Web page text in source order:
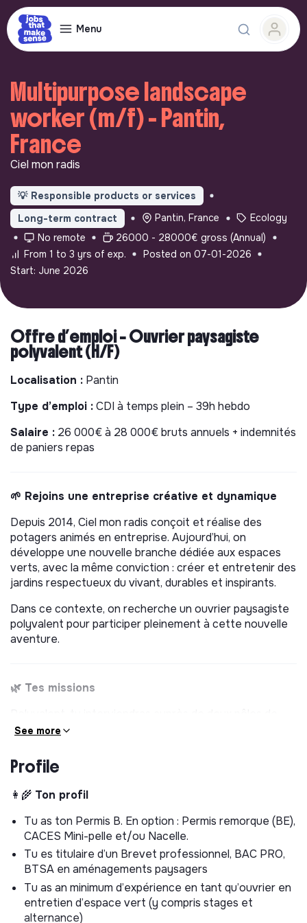
Menu
Multipurpose landscape
worker (m/f) - Pantin,
France
Ciel mon radis
💡 Responsible products or services
Long-term contract
Pantin, France
Ecology
No remote
26000 - 28000€ gross (Annual)
From 1 to 3 yrs of exp.
Posted on 07-01-2026
Start: June 2026
Offre d’emploi – Ouvrier paysagiste
polyvalent (H/F)
Localisation : Pantin
Type d’emploi :CDI à temps plein – 39h hebdo
Salaire : 26 000€ à 28 000€ bruts annuels + indemnités
de paniers repas
🌱 Rejoins une entreprise créative et dynamique
Depuis 2014, Ciel mon radis conçoit et réalise des
potagers animés en entreprise. Aujourd’hui, on
développe une nouvelle branche dédiée aux espaces
verts, avec la même conviction : créer et entretenir des
jardins respectueux du vivant, durables et inspirants.
Dans ce contexte, on recherche un ouvrier paysagiste
polyvalent pour participer pleinement à cette nouvelle
aventure.
🌿 Tes missions
Ciel mon radis :
supervision du conducteur de travaux
Préparer les chantiers (implantation, lecture de plans,
Réaliser les travaux de terrassement léger et de
préparation des sols (décompactage, amendements,
nivellement)
Effectuer les plantations (arbres, arbustes, vivaces)
et semis (gazons, prairies)
Réaliser des aménagements en bois (platelages bois,
See more
Profile
👩‍🌾 Ton profil
Tu as ton Permis B. En option : Permis remorque (BE),
CACES Mini-pelle et/ou Nacelle.
Tu es titulaire d’un Brevet professionnel, BAC PRO,
BTSA en aménagements paysagers
Tu as an minimum d’expérience en tant qu’ouvrier en
entretien d’espace vert (y compris stages et
alternance)